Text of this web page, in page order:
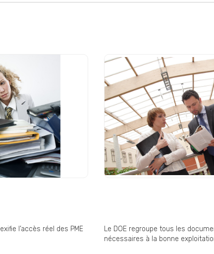
l’accès réel des PME
Le DOE regroupe tous les
nécessaires à la bonne